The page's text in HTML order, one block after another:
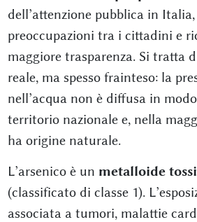
dell’attenzione pubblica in
preoccupazioni tra i cittadini e
maggiore trasparenza. Si tratta
reale, ma spesso frainteso: la
nell’acqua non è diffusa in
territorio nazionale e, nella
ha origine naturale.
L’arsenico è un metalloide
(classificato di classe 1).
associata a tumori, malattie